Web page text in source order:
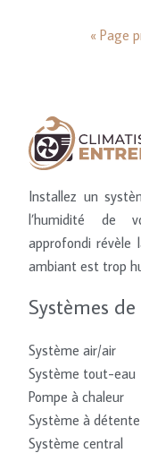
« Page
Installez un
l’humidité de
approfondi révèle
ambiant est trop
Systèmes
Système air/air
Système tout-eau
Pompe à chaleur
Système à
Système central